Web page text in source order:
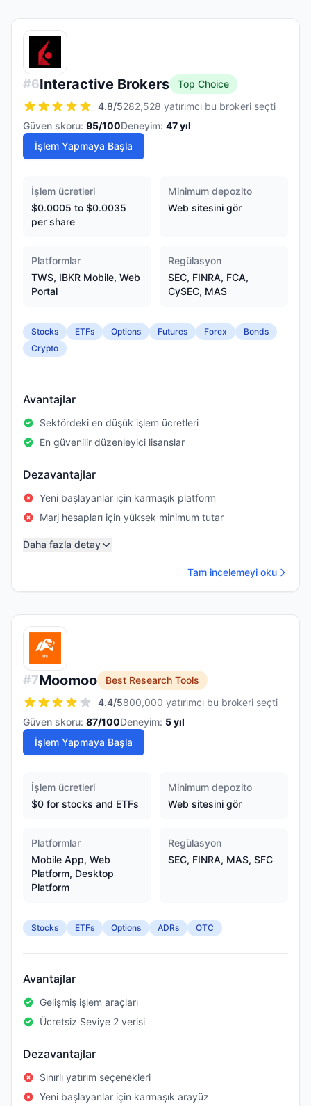
#6Interactive Brokers
Top Choice
4.8/5282,528 yatırımcı bu brokeri seçti
Güven skoru: 95/100Deneyim: 47yıl
İşlem Yapmaya Başla
İşlem ücretleri
$0.0005 to $0.0035
per share
Minimum depozito
Web sitesini gör
Platformlar
TWS, IBKR Mobile, Web
Portal
Regülasyon
SEC, FINRA, FCA,
CySEC, MAS
Stocks ETFs Options Futures Forex
Bonds
Crypto
Avantajlar
Sektördeki en düşük işlem ücretleri
En güvenilir düzenleyici lisanslar
Dezavantajlar
Yeni başlayanlar için karmaşık platform
Marj hesapları için yüksek minimum tutar
Daha fazla detay
Tam incelemeyi oku
#7Moomoo
Best Research Tools
4.4/5800,000 yatırımcı bu brokeri seçti
Güven skoru: 87/100Deneyim: 5yıl
İşlem Yapmaya Başla
İşlem ücretleri
$0 for stocks and ETFs
Minimum depozito
Web sitesini gör
Platformlar
Mobile App, Web
Platform, Desktop
Platform
Regülasyon
SEC, FINRA, MAS, SFC
Stocks ETFs Options ADRs OTC
Avantajlar
Gelişmiş işlem araçları
Ücretsiz Seviye 2 verisi
Dezavantajlar
Sınırlı yatırım seçenekleri
Yeni başlayanlar için karmaşık arayüz